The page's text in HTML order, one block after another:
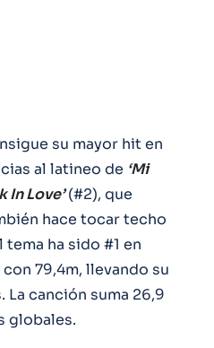
su mayor hit en
al latineo de ‘Mi
In Love’ (#2), que
hace tocar techo
tema ha sido #1 en
79,4m, llevando su
canción suma 26,9
globales.